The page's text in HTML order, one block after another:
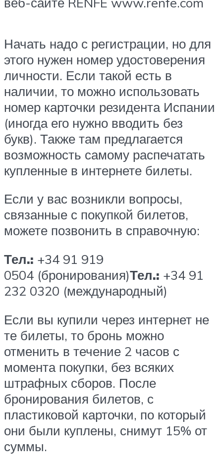
Начать надо с регистрации, но для
этого нужен номер удостоверения
личности. Если такой есть в
наличии, то можно использовать
номер карточки резидента Испании
(иногда его нужно вводить без
букв). Также там предлагается
возможность самому распечатать
купленные в интернете билеты.
Если у вас возникли вопросы,
связанные с покупкой билетов,
можете позвонить в справочную:
Тел.: +34 91 919
0504 (бронирования)Тел.: +34 91
232 0320 (международный)
Если вы купили через интернет не
те билеты, то бронь можно
отменить в течение 2 часов с
момента покупки, без всяких
штрафных сборов. После
бронирования билетов, с
пластиковой карточки, по который
они были куплены, снимут 15% от
суммы.